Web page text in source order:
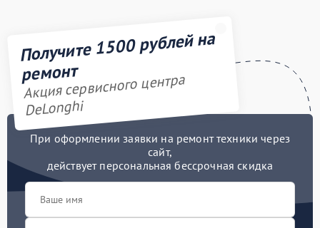
Получите 1500 рублей на
ремонт
Акция сервисного центра
DeLonghi
При оформлении заявки на ремонт техники через
сайт,
действует персональная бессрочная скидка